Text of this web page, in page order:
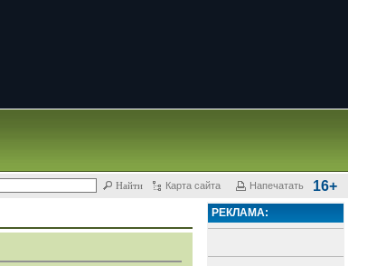
Карта сайта Напечатать 16+
РЕКЛАМА: